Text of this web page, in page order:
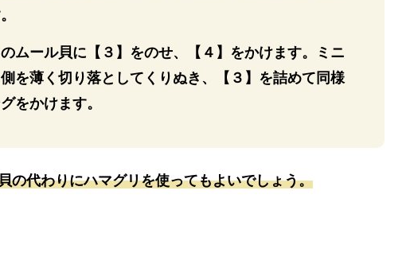
のムール貝に【３】をのせ、【４】をかけます。ミニ
側を薄く切り落としてくりぬき、【３】を詰めて同様
をかけます。
の代わりにハマグリを使ってもよいでしょう。